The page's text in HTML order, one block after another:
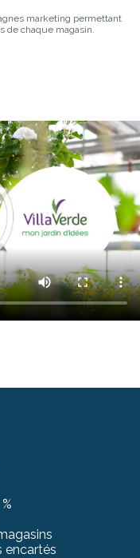
marketing permettant
de chaque magasin.
%
encartés